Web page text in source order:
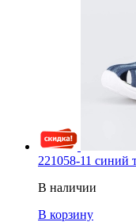
221058-11 синий
В наличии
В корзину